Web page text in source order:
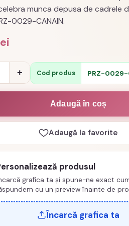
munca depusa de cadrele
0029-CANAIN.
+ Cod produs PRZ-0029-
Adaugă în coș
Adaugă la favorite
produsul
grafica ta și spune-ne exact
cu un preview înainte de
Încarcă grafica ta